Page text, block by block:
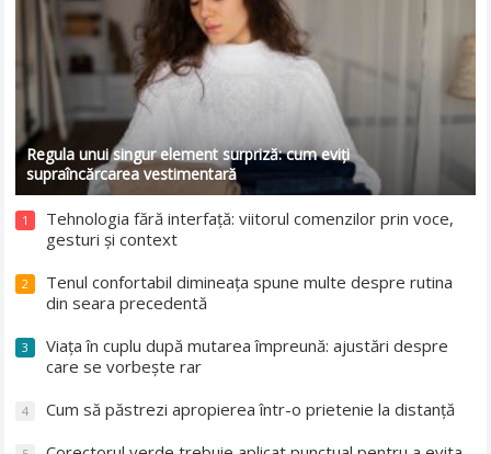
Regula unui singur element surpriză: cum eviți
supraîncărcarea vestimentară
1
Tehnologia fără interfață: viitorul comenzilor prin voce,
gesturi și context
2
Tenul confortabil dimineața spune multe despre rutina
din seara precedentă
3
Viața în cuplu după mutarea împreună: ajustări despre
care se vorbește rar
4 Cum să păstrezi apropierea într-o prietenie la distanță